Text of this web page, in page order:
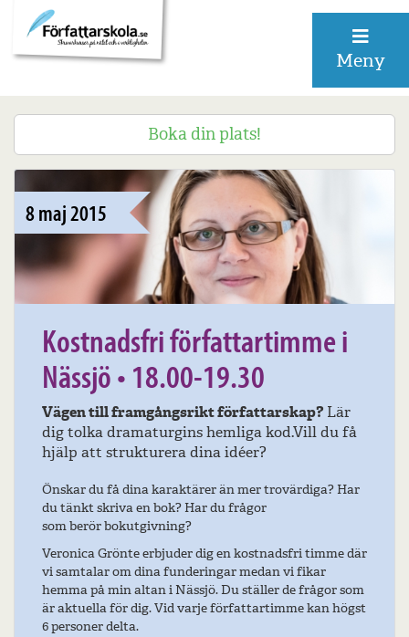
Meny
Boka din plats!
8 maj 2015
Kostnadsfri författartimme i
Nässjö • 18.00-19.30
Vägen till framgångsrikt författarskap? Lär
dig tolka dramaturgins hemliga kod.Vill du få
hjälp att strukturera dina idéer?
Önskar du få dina karaktärer än mer trovärdiga? Har
du tänkt skriva en bok? Har du frågor
som berör bokutgivning?
Veronica Grönte erbjuder dig en kostnadsfri timme där
vi samtalar om dina funderingar medan vi fikar
hemma på min altan i Nässjö. Du ställer de frågor som
är aktuella för dig. Vid varje författartimme kan högst
6 personer delta.